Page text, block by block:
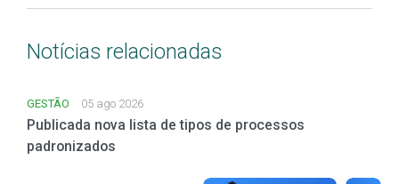
Notícias relacionadas
GESTÃO 05 ago 2026
Publicada nova lista de tipos de processos
padronizados